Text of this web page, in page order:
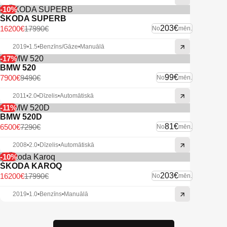
-10%
ŠKODA SUPERB
No203€mēn.
17990€
16200€
2019•1.5•Benzīns/Gāze•Manuālā
-17%
BMW 520
No99€mēn.
9490€
7900€
2011•2.0•Dīzelis•Automātiskā
-11%
BMW 520D
No81€mēn.
7290€
6500€
2008•2.0•Dīzelis•Automātiskā
-10%
ŠKODA KAROQ
No203€mēn.
17990€
16200€
2019•1.0•Benzīns•Manuālā